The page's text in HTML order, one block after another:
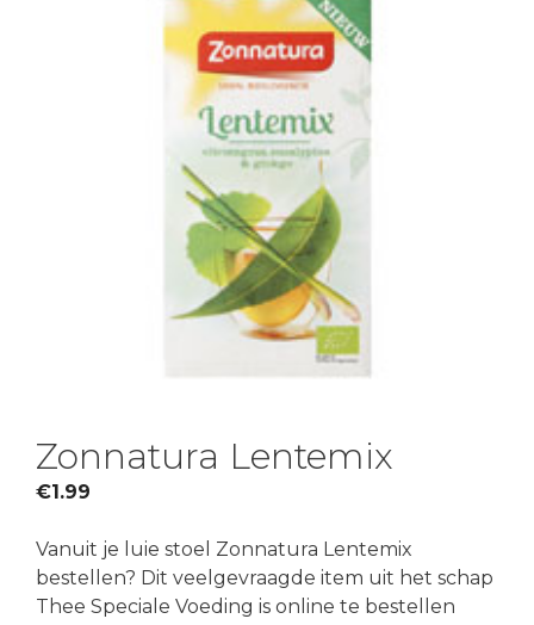
Zonnatura Lentemix
€1.99
Vanuit je luie stoel Zonnatura Lentemix
bestellen? Dit veelgevraagde item uit het schap
Thee Speciale Voeding is online te bestellen